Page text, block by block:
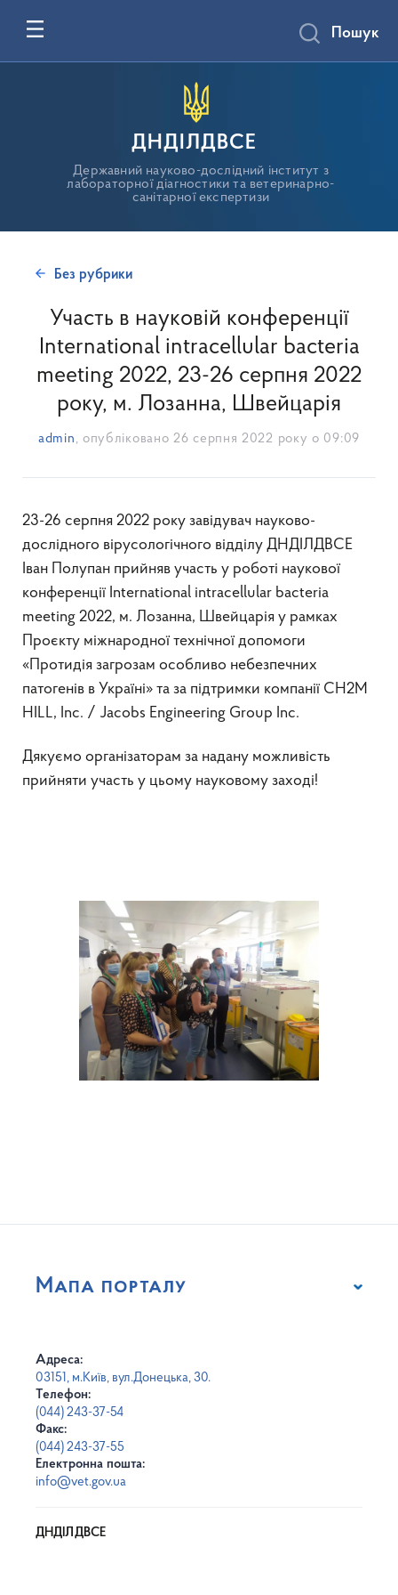
ДНДІЛДВСЕ
Державний науково-дослідний інститут з
лабораторної діагностики та ветеринарно-
санітарної експертизи
Пошук
Без рубрики
Участь в науковій конференції
International intracellular bacteria
meeting 2022, 23-26 серпня 2022
року, м. Лозанна, Швейцарія
admin , опубліковано 26 серпня 2022 року о 09:09
23-26 серпня 2022 року завідувач науково-
дослідного вірусологічного відділу ДНДІЛДВСЕ
Іван Полупан прийняв участь у роботі наукової
конференції International intracellular bacteria
meeting 2022, м. Лозанна, Швейцарія у рамках
Проєкту міжнародної технічної допомоги
«Протидія загрозам особливо небезпечних
патогенів в Україні» та за підтримки компанії CH2M
HILL, Inc. / Jacobs Engineering Group Inc.
Дякуємо організаторам за надану можливість
прийняти участь у цьому науковому заході!
Мапа порталу
Адреса:
03151, м.Київ, вул.Донецька, 30.
Телефон:
(044) 243-37-54
Факс:
(044) 243-37-55
Електронна пошта:
info@vet.gov.ua
ДНДІЛДВСЕ